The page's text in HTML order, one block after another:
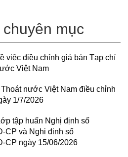
mục
việc điều chỉnh giá bán Tạp chí
Việt Nam
nước Việt Nam điều chỉnh
1/7/2026
tập huấn Nghị định số
CP và Nghị định số
CP ngày 15/06/2026